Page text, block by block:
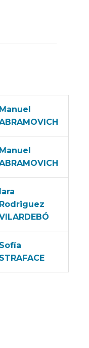
Manuel
Manuel
Iara
Rodriguez
Sofía
STRAFACE